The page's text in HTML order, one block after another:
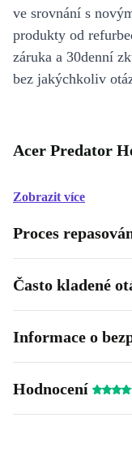
ve srovnání s
produkty od
záruka a 30denní
bez jakýchkoliv
Acer Predator
Zobrazit více
Proces
Často kladené
Informace o
Hodnocení